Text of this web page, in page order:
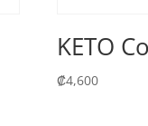
KETO
₡4,600